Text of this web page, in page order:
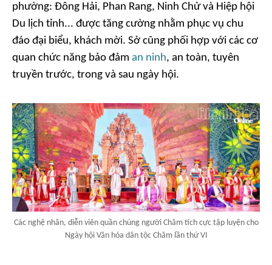
phường: Đông Hải, Phan Rang, Ninh Chử và Hiệp hội
Du lịch tỉnh... được tăng cường nhằm phục vụ chu
đáo đại biểu, khách mời. Sở cũng phối hợp với các cơ
quan chức năng bảo đảm an ninh, an toàn, tuyên
truyền trước, trong và sau ngày hội.
Các nghệ nhân, diễn viên quần chúng người Chăm tích cực tập luyện cho
Ngày hội Văn hóa dân tộc Chăm lần thứ VI